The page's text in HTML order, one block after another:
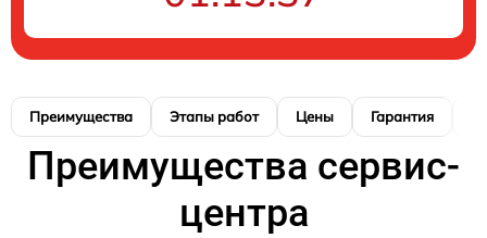
Преимущества Этапы работ Цены Гарантия
Преимущества сервис-
центра